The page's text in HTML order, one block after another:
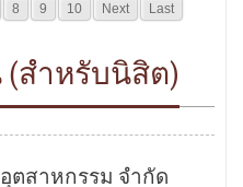
8 9 10 Next Last
สำหรับนิสิต)
ตสาหกรรม จำกัด